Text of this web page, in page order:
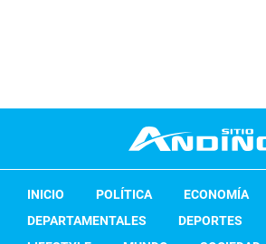
INICIO POLÍTICA ECONOMÍA
DEPARTAMENTALES
DEPORTES